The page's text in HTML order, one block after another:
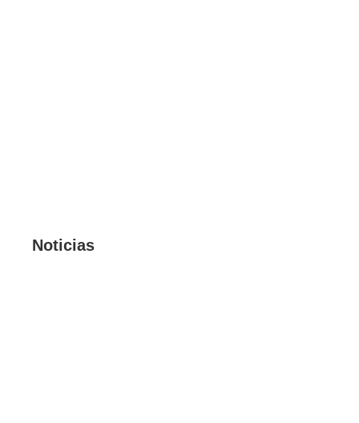
Noticias